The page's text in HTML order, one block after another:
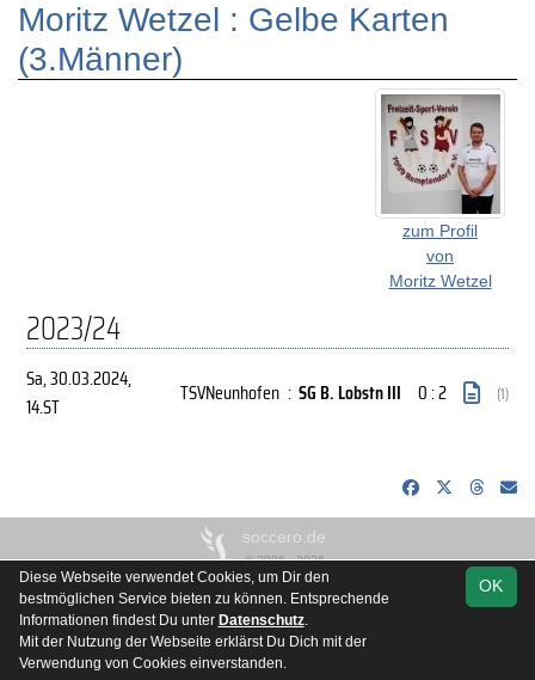
Moritz Wetzel : Gelbe Karten
(3.Männer)
zum Profil
von
Moritz Wetzel
2023/24
Sa, 30.03.2024,
14.ST
TSVNeunhofen : SG B. Lobstn III 0 : 2 (1)
soccero.de
© 2006 - 2026
Besucherstatistik Kontakt Impressum Datenschutz OK
Diese Webseite verwendet Cookies, um Dir den
bestmöglichen Service bieten zu können. Entsprechende
Informationen findest Du unter Datenschutz.
Mit der Nutzung der Webseite erklärst Du Dich mit der
Verwendung von Cookies einverstanden.